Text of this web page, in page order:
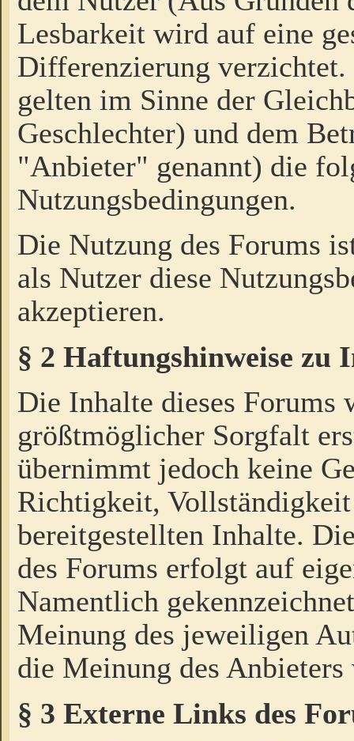
Lesbarkeit wird auf eine
Differenzierung
gelten im Sinne der
Geschlechter) und dem
"Anbieter" genannt) die
Nutzungsbedingungen.
Die Nutzung des Forums
als Nutzer diese
akzeptieren.
§ 2 Haftungshinweise zu
Die Inhalte dieses Forums
größtmöglicher Sorgfalt
übernimmt jedoch keine
Richtigkeit,
bereitgestellten Inhalte.
des Forums erfolgt auf
Namentlich
Meinung des jeweiligen
die Meinung des Anbieters
§ 3 Externe Links des